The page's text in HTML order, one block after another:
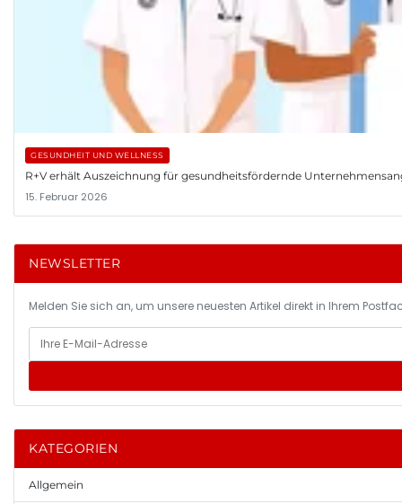
GESUNDHEIT UND WELLNESS
R+V erhält Auszeichnung für gesundheitsfördernde
15. Februar 2026
NEWSLETTER
Melden Sie sich an, um unsere neuesten Artikel direkt in Ihrem
KATEGORIEN
Allgemein